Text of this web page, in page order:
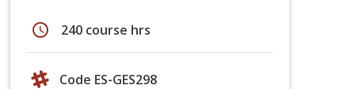
schedule 240 course hrs
Code ES-GES298